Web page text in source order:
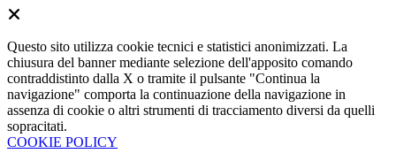
Questo sito utilizza cookie tecnici e statistici anonimizzati. La
chiusura del banner mediante selezione dell'apposito comando
contraddistinto dalla X o tramite il pulsante "Continua la
navigazione" comporta la continuazione della navigazione in
assenza di cookie o altri strumenti di tracciamento diversi da quelli
sopracitati.
COOKIE POLICY